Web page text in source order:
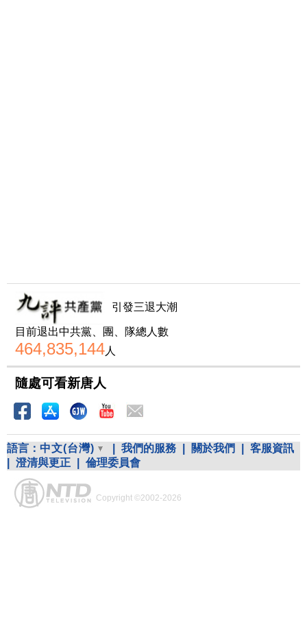
引發三退大潮
目前退出中共黨、團、隊總人數
464,835,144人
隨處可看新唐人
語言： 中文(台灣) 我們的服務 關於我們
客服資訊
澄清與更正 倫理委員會
Copyright ©2002-2026